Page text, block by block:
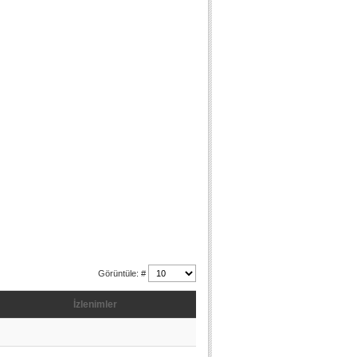
Görüntüle: #
İzlenimler